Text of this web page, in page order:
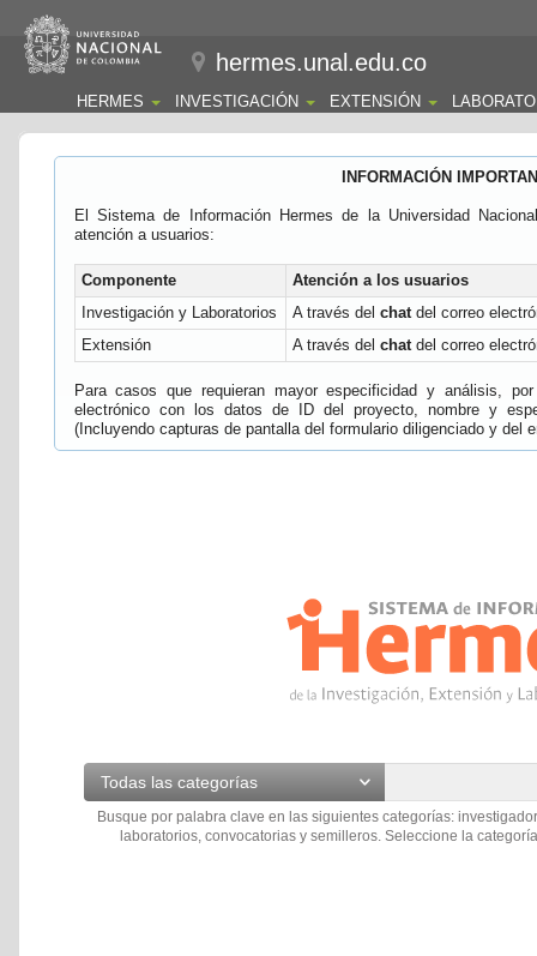
hermes.unal.edu.co
HERMES INVESTIGACIÓN EXTENSIÓN
INFORMACIÓN
El Sistema de Información Hermes de la Universidad
atención a usuarios:
Componente
Atención a los usuarios
Investigación y Laboratorios
A través del chatdel correo
Extensión
A través del chatdel correo
Para casos que requieran mayor especificidad y análisis,
electrónico con los datos de ID del proyecto, nombre y
(Incluyendo capturas de pantalla del formulario diligenciado y del
Todas las categorías
Busque por palabra clave en las siguientes categorías:
laboratorios, convocatorias y semilleros. Seleccione la